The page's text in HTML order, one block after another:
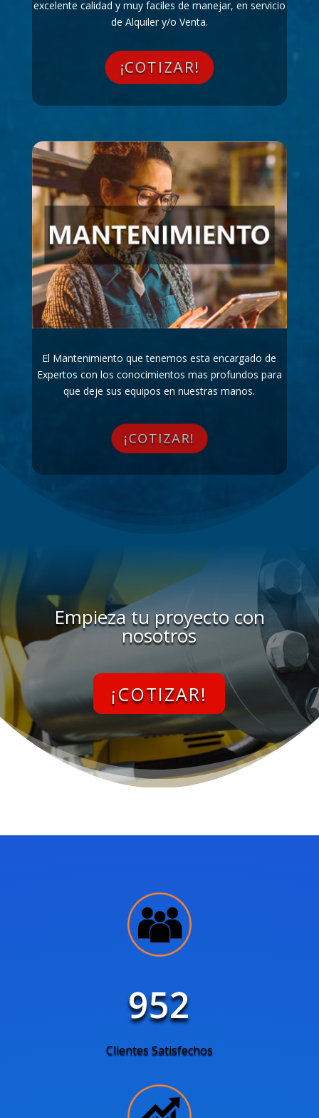
excelente calidad y muy faciles de manejar, en servicio
de Alquiler y/o Venta.
¡COTIZAR!
El Mantenimiento que tenemos esta encargado de
Expertos con los conocimientos mas profundos para
que deje sus equipos en nuestras manos.
¡COTIZAR!
Empieza tu proyecto con
nosotros
¡COTIZAR!
952
Clientes Satisfechos